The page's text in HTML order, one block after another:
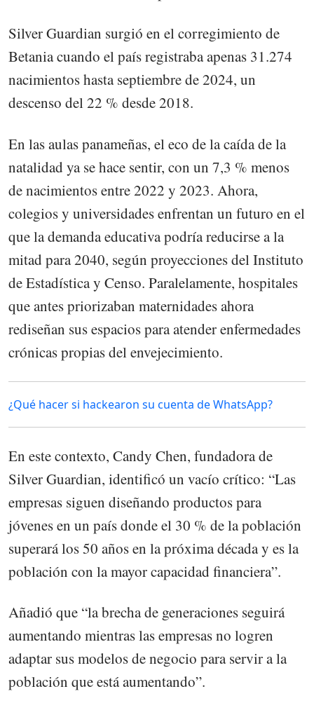
Silver Guardian surgió en el corregimiento de
Betania cuando el país registraba apenas 31.274
nacimientos hasta septiembre de 2024, un
descenso del 22 % desde 2018.
En las aulas panameñas, el eco de la caída de la
natalidad ya se hace sentir, con un 7,3 % menos
de nacimientos entre 2022 y 2023. Ahora,
colegios y universidades enfrentan un futuro en el
que la demanda educativa podría reducirse a la
mitad para 2040, según proyecciones del Instituto
de Estadística y Censo. Paralelamente, hospitales
que antes priorizaban maternidades ahora
rediseñan sus espacios para atender enfermedades
crónicas propias del envejecimiento.
¿Qué hacer si hackearon su cuenta de WhatsApp?
En este contexto, Candy Chen, fundadora de
Silver Guardian, identificó un vacío crítico: “Las
empresas siguen diseñando productos para
jóvenes en un país donde el 30 % de la población
superará los 50 años en la próxima década y es la
población con la mayor capacidad financiera”.
Añadió que “la brecha de generaciones seguirá
aumentando mientras las empresas no logren
adaptar sus modelos de negocio para servir a la
población que está aumentando”.